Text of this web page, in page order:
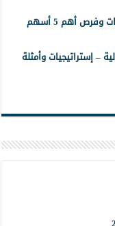
– إستراتيجيات وأمثلة